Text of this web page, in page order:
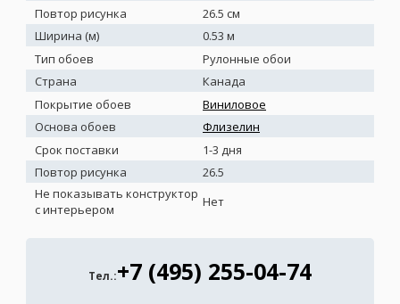
Повтор рисунка
26.5 см
Ширина (м)
0.53 м
Тип обоев
Рулонные обои
Страна
Канада
Покрытие обоев
Виниловое
Основа обоев
Флизелин
Срок поставки
1-3 дня
Повтор рисунка
26.5
Не показывать конструктор
с интерьером
Нет
Тел.:+7 (495) 255-04-74